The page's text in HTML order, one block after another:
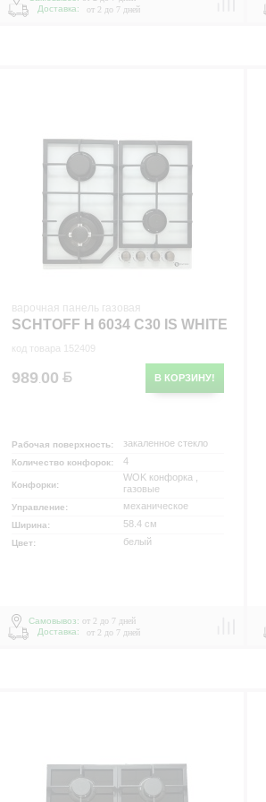
Доставка:
от 2 до 7 дней
варочная панель газовая
SCHTOFF H 6034 C30 IS WHITE
код товара 152409
В КОРЗИНУ!
989.00
Рабочая поверхность: закаленное стекло
Количество конфорок: 4
Конфорки:
WOK конфорка ,
газовые
Управление: механическое
Ширина: 58.4 см
Цвет: белый
Самовывоз: от 2 до 7 дней
Доставка:
от 2 до 7 дней